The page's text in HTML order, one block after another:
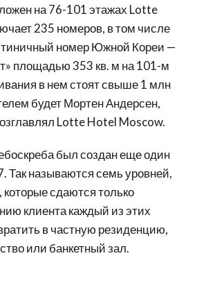
на 76-101 этажах Lotte
235 номеров, в том числе
номер Южной Кореи —
площадью 353 кв. м на 101-м
в нем стоят свыше 1 млн
будет Мортен Андерсен,
Lotte Hotel Moscow.
был создан еще один
Так называются семь уровней,
сдаются только
клиента каждый из этих
в частную резиденцию,
или банкетный зал.